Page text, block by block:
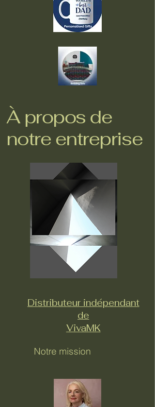
À propos de
notre entreprise
Distributeur indépendant
de
VivaMK
Notre mission